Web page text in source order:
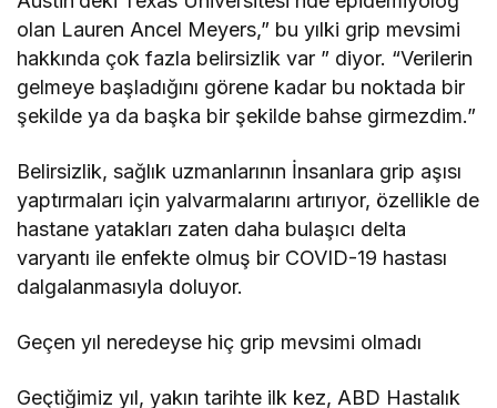
olan Lauren Ancel Meyers,” bu yılki grip mevsimi
hakkında çok fazla belirsizlik var ” diyor. “Verilerin
gelmeye başladığını görene kadar bu noktada bir
şekilde ya da başka bir şekilde bahse girmezdim.”
Belirsizlik, sağlık uzmanlarının İnsanlara grip aşısı
yaptırmaları için yalvarmalarını artırıyor, özellikle de
hastane yatakları zaten daha bulaşıcı delta
varyantı ile enfekte olmuş bir COVID-19 hastası
dalgalanmasıyla doluyor.
Geçen yıl neredeyse hiç grip mevsimi olmadı
Geçtiğimiz yıl, yakın tarihte ilk kez, ABD Hastalık